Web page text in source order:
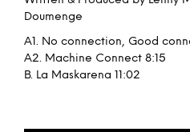
Doumenge
A1. No connection, Good
A2. Machine Connect 8:15
B. La Maskarena 11:02